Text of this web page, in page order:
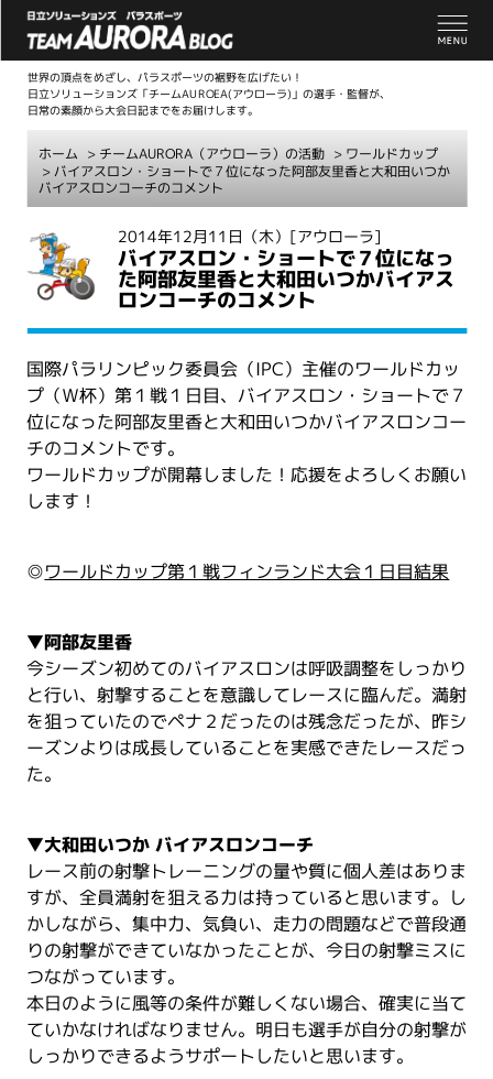
世界の頂点をめざし、パラスポーツの裾野を広げたい！
日立ソリューションズ「チームAUROEA(アウローラ)」の選手・監督が、
日常の素顔から大会日記までをお届けします。
ホーム > チームAURORA（アウローラ）の活動 > ワールドカップ
> バイアスロン・ショートで７位になった阿部友里香と大和田いつか
バイアスロンコーチのコメント
2014年12月11日（木） [アウローラ]
バイアスロン・ショートで７位になっ
た阿部友里香と大和田いつかバイアス
ロンコーチのコメント
国際パラリンピック委員会（IPC）主催のワールドカッ
プ（Ｗ杯）第１戦１日目、バイアスロン・ショートで７
位になった阿部友里香と大和田いつかバイアスロンコー
チのコメントです。
ワールドカップが開幕しました！応援をよろしくお願い
します！
◎ワールドカップ第１戦フィンランド大会１日目結果
▼阿部友里香
今シーズン初めてのバイアスロンは呼吸調整をしっかり
と行い、射撃することを意識してレースに臨んだ。満射
を狙っていたのでペナ２だったのは残念だったが、昨シ
ーズンよりは成長していることを実感できたレースだっ
た。
▼大和田いつか バイアスロンコーチ
レース前の射撃トレーニングの量や質に個人差はありま
すが、全員満射を狙える力は持っていると思います。し
かしながら、集中力、気負い、走力の問題などで普段通
りの射撃ができていなかったことが、今日の射撃ミスに
つながっています。
本日のように風等の条件が難しくない場合、確実に当て
ていかなければなりません。明日も選手が自分の射撃が
しっかりできるようサポートしたいと思います。